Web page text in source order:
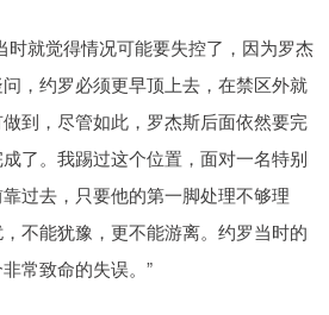
时就觉得情况可能要失控了，因为罗杰
，约罗必须更早顶上去，在禁区外就
到，尽管如此，罗杰斯后面依然要完
了。我踢过这个位置，面对一名特别
过去，只要他的第一脚处理不够理
不能犹豫，更不能游离。约罗当时的
常致命的失误。”